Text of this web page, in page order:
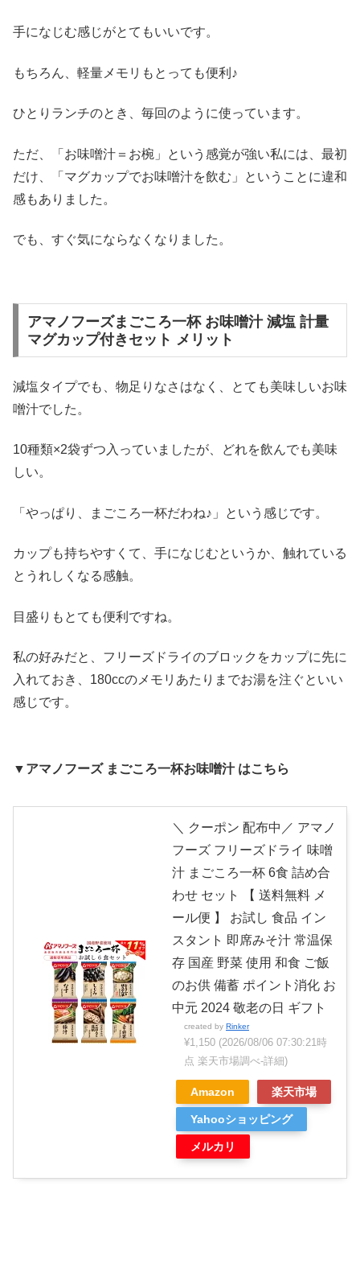
手になじむ感じがとてもいいです。
もちろん、軽量メモリもとっても便利♪
ひとりランチのとき、毎回のように使っています。
ただ、「お味噌汁＝お椀」という感覚が強い私には、最初
だけ、「マグカップでお味噌汁を飲む」ということに違和
感もありました。
でも、すぐ気にならなくなりました。
アマノフーズまごころ一杯 お味噌汁 減塩 計量
マグカップ付きセット メリット
減塩タイプでも、物足りなさはなく、とても美味しいお味
噌汁でした。
10種類×2袋ずつ入っていましたが、どれを飲んでも美味
しい。
「やっぱり、まごころ一杯だわね♪」という感じです。
カップも持ちやすくて、手になじむというか、触れている
とうれしくなる感触。
目盛りもとても便利ですね。
私の好みだと、フリーズドライのブロックをカップに先に
入れておき、180ccのメモリあたりまでお湯を注ぐといい
感じです。
▼アマノフーズ まごころ一杯お味噌汁 はこちら
＼ クーポン 配布中／ アマノ
フーズ フリーズドライ 味噌
汁 まごころ一杯 6食 詰め合
わせ セット 【 送料無料 メ
ール便 】 お試し 食品 イン
スタント 即席みそ汁 常温保
存 国産 野菜 使用 和食 ご飯
のお供 備蓄 ポイント消化 お
中元 2024 敬老の日 ギフト
created by Rinker
¥1,150 (2026/08/06 07:30:21時
点 楽天市場調べ-詳細)
Amazon 楽天市場
Yahooショッピング
メルカリ